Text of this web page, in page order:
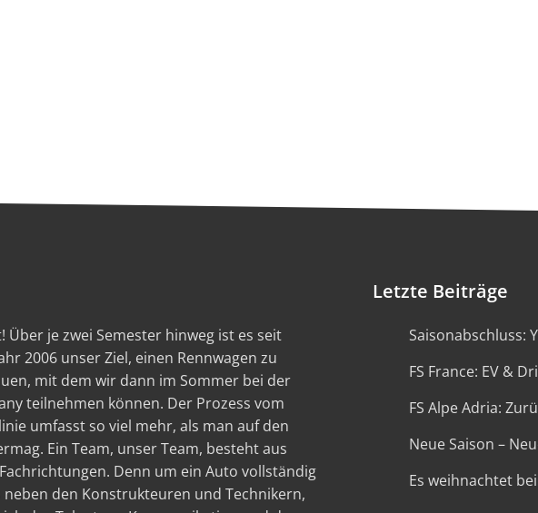
Über je zwei Semester hinweg ist es seit
2006 unser Ziel, einen Rennwagen zu
mit dem wir dann im Sommer bei der
teilnehmen können. Der Prozess vom
umfasst so viel mehr, als man auf den
Ein Team, unser Team, besteht aus
Denn um ein Auto vollständig
den Konstrukteuren und Technikern,
Letzte Beiträge
Saisonabschluss:
FS France: EV &
FS Alpe Adria:
Neue Saison –
Es weihnachtet